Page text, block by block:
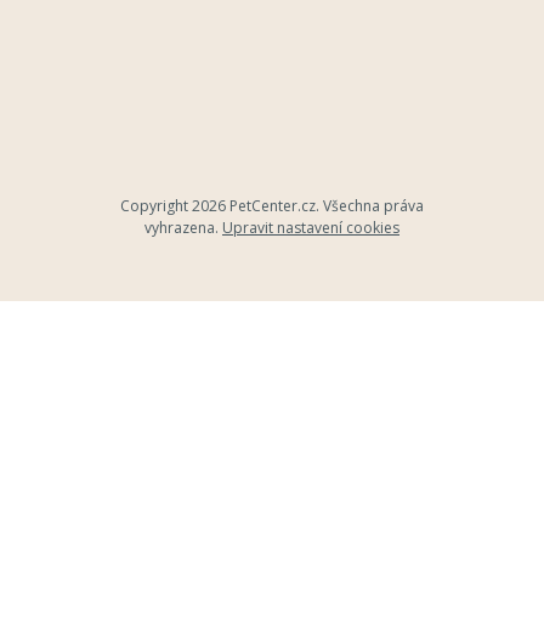
Copyright 2026 PetCenter.cz. Všechna práva
vyhrazena. Upravit nastavení cookies